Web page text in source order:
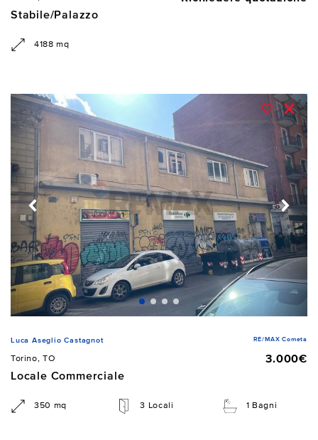
Stabile/Palazzo
4188 mq
Luca Aseglio Castagnot RE/MAX Cometa
Torino, TO
3.000€
Locale Commerciale
350 mq 3 Locali 1 Bagni